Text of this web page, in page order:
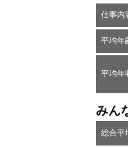
仕事内
平均
平均
みん
総合平